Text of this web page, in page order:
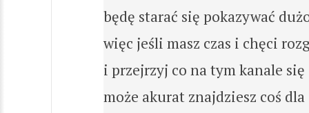
będę starać się pokazywać
więc jeśli masz czas i chęci
i przejrzyj co na tym kanale
może akurat znajdziesz coś